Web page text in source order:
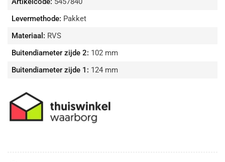
Levermethode: Pakket
Materiaal: RVS
Buitendiameter zijde 2: 102 mm
Buitendiameter zijde 1: 124 mm